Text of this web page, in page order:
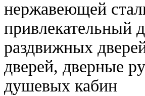
нержавеющей
привлекательный
раздвижных
дверей, дверные
душевых кабин